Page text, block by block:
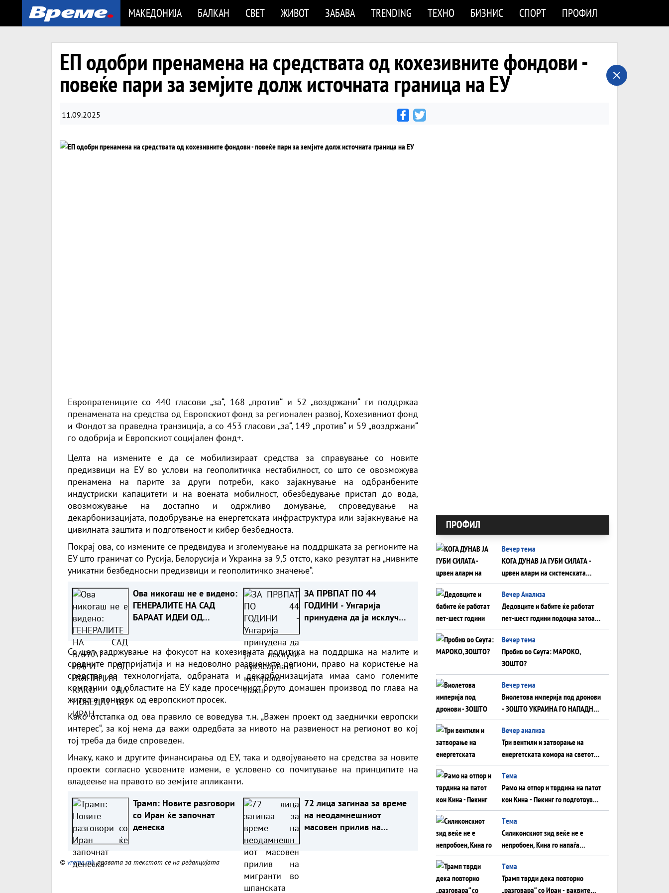
МАКЕДОНИЈА БАЛКАН СВЕТ ЖИВОТ ЗАБАВА TRENDING ТЕХНО БИЗНИС СПОРТ ПРОФИЛ
ЕП одобри пренамена на средствата од кохезивните фондови -
повеќе пари за земјите долж источната граница на ЕУ
11.09.2025
Европратениците со 440 гласови „за“, 168 „против“ и 52 „воздржани“ ги поддржаа
пренамената на средства од Европскиот фонд за регионален развој, Кохезивниот фонд
и Фондот за праведна транзиција, а со 453 гласови „за“, 149 „против“ и 59 „воздржани“
го одобрија и Европскиот социјален фонд+.
Целта на измените е да се мобилизираат средства за справување со новите
предизвици на ЕУ во услови на геополитичка нестабилност, со што се овозможува
пренамена на парите за други потреби, како зајакнување на одбранбените
индустриски капацитети и на воената мобилност, обезбедување пристап до вода,
овозможување на достапно и одржливо домување, спроведување на
декарбонизацијата, подобрување на енергетската инфраструктура или зајакнување на
цивилната заштита и подготвеност и кибер безбедноста.
Покрај ова, со измените се предвидува и зголемување на поддршката за регионите на
ЕУ што граничат со Русија, Белорусија и Украина за 9,5 отсто, како резултат на „нивните
уникатни безбедносни предизвици и геополитичко значење“.
Ова никогаш не е видено:
ГЕНЕРАЛИТЕ НА САД
БАРААТ ИДЕИ ОД
ЗА ПРВПАТ ПО 44
ГОДИНИ - Унгарија
принудена да ја исклучи
Со цел задржување на фокусот на кохезивната политика на поддршка на малите и
средните претпријатија и на недоволно развиените региони, право на користење на
средства за технологијата, одбраната и декарбонизацијата имаа само големите
компании од областите на ЕУ каде просечниот бруто домашен производ по глава на
жител е понизок од европскиот просек.
Како отстапка од ова правило се воведува т.н. „Важен проект од заеднички европски
интерес“, за кој нема да важи одредбата за нивото на развиеност на регионот во кој
тој треба да биде спроведен.
Инаку, како и другите финансирања од ЕУ, така и одвојувањето на средства за новите
проекти согласно усвоените измени, е условено со почитување на принципите на
владеење на правото во земјите апликанти.
Трамп: Новите разговори
со Иран ќе започнат
денеска
72 лица загинаа за време
на неодамнешниот
масовен прилив на
© vreme.mk, правата за текстот се на редакцијата
ПРОФИЛ
Вечер тема
КОГА ДУНАВ ЈА ГУБИ СИЛАТА -
црвен аларм на системската
плоча од јужна Германија до
Црното Море...
Вечер Анализа
Дедовците и бабите ќе работат
пет-шест години подоцна затоа
што НЕМААТ ВНУЦИ ДА ГИ
ЗАМЕНАТ
Вечер тема
Пробив во Сеута: МАРОКО,
ЗОШТО?
Вечер тема
Виолетова империја под дронови
- ЗОШТО УКРАИНА ГО НАПАДНА
РУСКИОТ WILDBERRIES
Вечер анализа
Три вентили и затворање на
енергетската комора на светот:
Нападот во Суец најавува
глобален енергетски инфаркт?
Tема
Рамо на отпор и тврдина на патот
кон Кина - Пекинг го подготвува
Иран за американска копнена
инвазија
Tема
Силиконскиот ѕид веќе не е
непробоен, Кина го напаѓа
последниот голем монопол на
Западот?
Tема
Трамп тврди дека повторно
„разговара“ со Иран - ваквите